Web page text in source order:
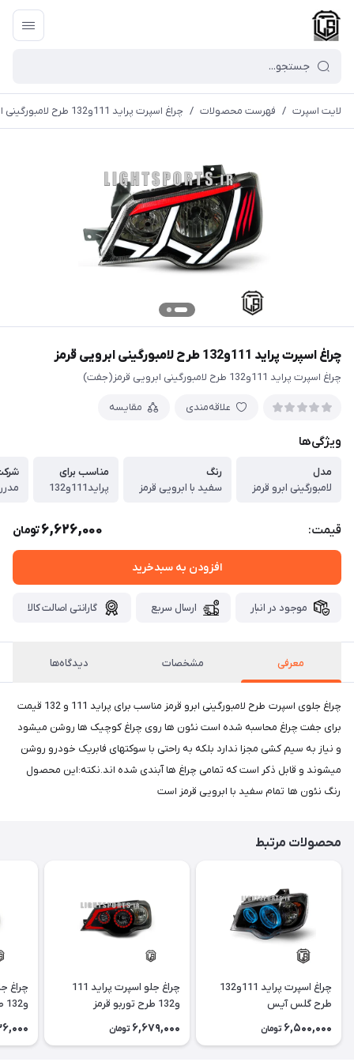
لایت اسپرت / فهرست محصولات / چراغ اسپرت پراید 111و132 طرح لامبورگینی ابرویی قرمز
چراغ اسپرت پراید 111و132 طرح لامبورگینی ابرویی قرمز
چراغ اسپرت پراید 111و132 طرح لامبورگینی ابرویی قرمز(جفت)
علاقه‌مندی مقایسه
ویژگی‌ها
مدل
لامبورگینی ابرو قرمز
رنگ
سفید با ابرویی قرمز
مناسب برای
پراید111و132
قیمت: 6,626,000تومان
افزودن به سبدخرید
موجود در انبار ارسال سریع گارانتی اصالت کالا
معرفی مشخصات دیدگاه‌ها
چراغ جلوی اسپرت طرح لامبورگینی ابرو قرمز مناسب برای پراید 111 و 132 قیمت
برای جفت چراغ محاسبه شده است نئون ها روی چراغ کوچیک ها روشن میشود
و نیاز به سیم کشی مجزا ندارد بلکه به راحتی با سوکتهای فابریک خودرو روشن
میشوند و قابل ذکر است که تمامی چراغ ها آبندی شده اند.نکته:این محصول
رنگ نئون ها تمام سفید با ابرویی قرمز است
محصولات مرتبط
چراغ اسپرت پراید 111و132
طرح گلس آیس
6,500,000 تومان
چراغ جلو اسپرت پراید 111
و132 طرح توربو قرمز
6,679,000 تومان
و132 طرح توربو